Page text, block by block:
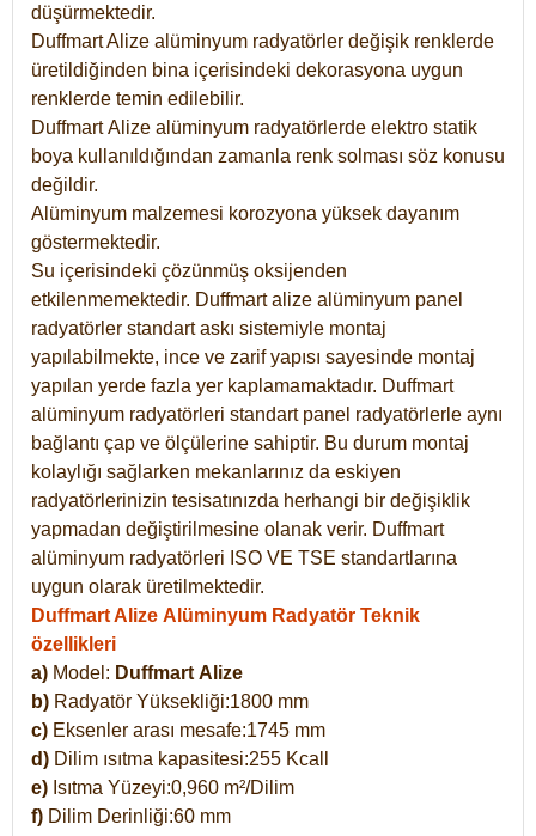
düşürmektedir.
Duffmart Alize alüminyum radyatörler değişik renklerde
üretildiğinden bina içerisindeki dekorasyona uygun
renklerde temin edilebilir.
DuffmartAlize alüminyum radyatörlerde elektro statik
boya kullanıldığından zamanla renk solması söz konusu
değildir.
Alüminyum malzemesi korozyona yüksek dayanım
göstermektedir.
Su içerisindeki çözünmüş oksijenden
etkilenmemektedir. Duffmart alize alüminyum panel
radyatörler standart askı sistemiyle montaj
yapılabilmekte, ince ve zarif yapısı sayesinde montaj
yapılan yerde fazla yer kaplamamaktadır. Duffmart
alüminyum radyatörleri standart panel radyatörlerle aynı
bağlantı çap ve ölçülerine sahiptir. Bu durum montaj
kolaylığı sağlarken mekanlarınız da eskiyen
radyatörlerinizin tesisatınızda herhangi bir değişiklik
yapmadan değiştirilmesine olanak verir. Duffmart
alüminyum radyatörleri ISO VE TSE standartlarına
uygun olarak üretilmektedir.
Duffmart Alize Alüminyum Radyatör Teknik
özellikleri
a) Model: Duffmart Alize
b) Radyatör Yüksekliği:1800 mm
c) Eksenler arası mesafe:1745 mm
d) Dilim ısıtma kapasitesi:255 Kcall
e) Isıtma Yüzeyi:0,960 m²/Dilim
f) Dilim Derinliği:60 mm